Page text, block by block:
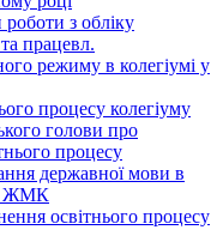
з обліку
працевл.
режиму в колегіумі у
процесу колегіуму
голови про
процесу
державної мови в
ЖМК
освітнього процесу